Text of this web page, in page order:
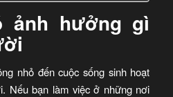
ảnh hưởng gì
nhỏ đến cuộc sống sinh hoạt
Nếu bạn làm việc ở những nơi